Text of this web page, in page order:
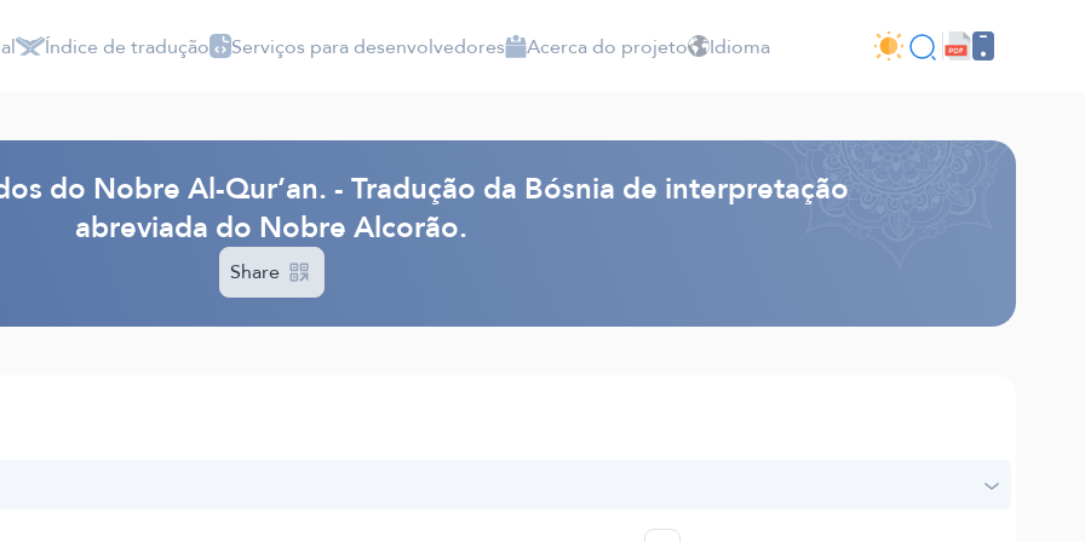
Índice de tradução Serviços para desenvolvedores Acerca do projeto Idioma
do Nobre Al-Qur’an. - Tradução da Bósnia de interpretação
abreviada do Nobre Alcorão.
Share